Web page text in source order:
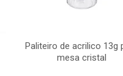
Paliteiro de acrilico 13g
mesa cristal